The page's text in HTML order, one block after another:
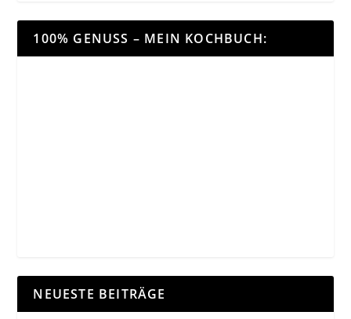
100% GENUSS – MEIN KOCHBUCH:
NEUESTE BEITRÄGE